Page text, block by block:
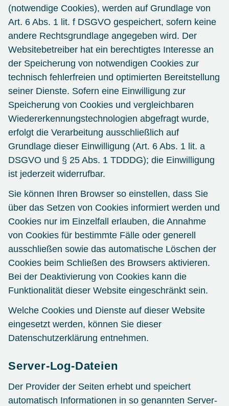
(notwendige Cookies), werden auf Grundlage von
Art. 6 Abs. 1 lit. f DSGVO gespeichert, sofern keine
andere Rechtsgrundlage angegeben wird. Der
Websitebetreiber hat ein berechtigtes Interesse an
der Speicherung von notwendigen Cookies zur
technisch fehlerfreien und optimierten Bereitstellung
seiner Dienste. Sofern eine Einwilligung zur
Speicherung von Cookies und vergleichbaren
Wiedererkennungstechnologien abgefragt wurde,
erfolgt die Verarbeitung ausschließlich auf
Grundlage dieser Einwilligung (Art. 6 Abs. 1 lit. a
DSGVO und § 25 Abs. 1 TDDDG); die Einwilligung
ist jederzeit widerrufbar.
Sie können Ihren Browser so einstellen, dass Sie
über das Setzen von Cookies informiert werden und
Cookies nur im Einzelfall erlauben, die Annahme
von Cookies für bestimmte Fälle oder generell
ausschließen sowie das automatische Löschen der
Cookies beim Schließen des Browsers aktivieren.
Bei der Deaktivierung von Cookies kann die
Funktionalität dieser Website eingeschränkt sein.
Welche Cookies und Dienste auf dieser Website
eingesetzt werden, können Sie dieser
Datenschutzerklärung entnehmen.
Server-Log-Dateien
Der Provider der Seiten erhebt und speichert
automatisch Informationen in so genannten Server-